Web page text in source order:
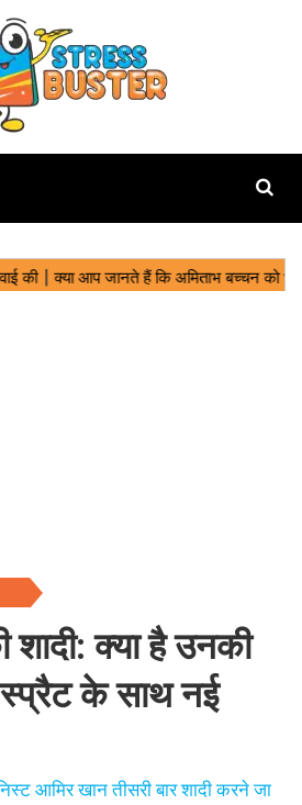
क्या है उनकी
स्प्रैट के साथ नई
आमिर खान तीसरी बार शादी करने जा